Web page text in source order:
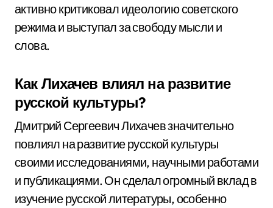
активно критиковал идеологию советского
режима и выступал за свободу мысли и
слова.
Как Лихачев влиял на развитие
русской культуры?
Дмитрий Сергеевич Лихачев значительно
повлиял на развитие русской культуры
своими исследованиями, научными работами
и публикациями. Он сделал огромный вклад в
изучение русской литературы, особенно